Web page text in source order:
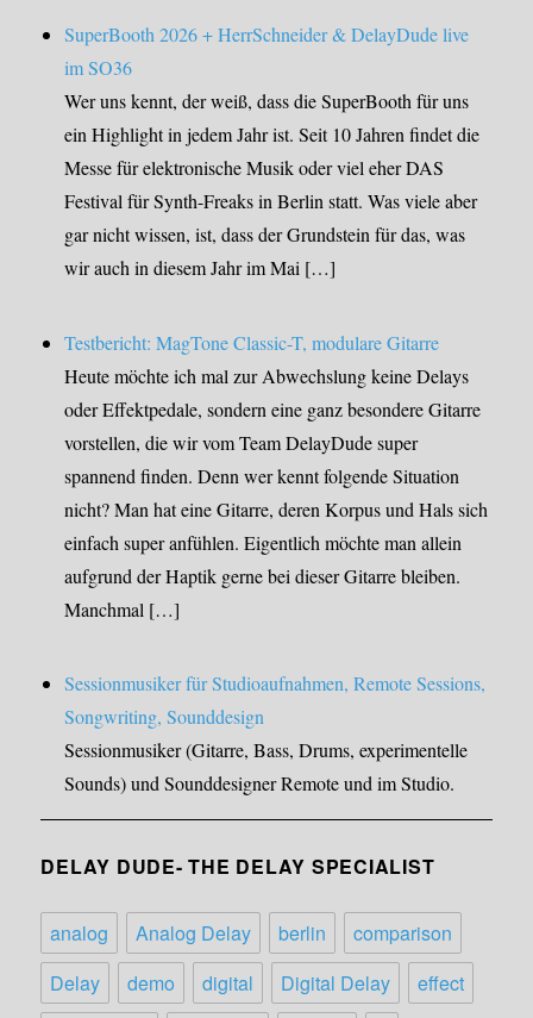
SuperBooth 2026 + HerrSchneider & DelayDude live
im SO36
Wer uns kennt, der weiß, dass die SuperBooth für uns
ein Highlight in jedem Jahr ist. Seit 10 Jahren findet die
Messe für elektronische Musik oder viel eher DAS
Festival für Synth-Freaks in Berlin statt. Was viele aber
gar nicht wissen, ist, dass der Grundstein für das, was
wir auch in diesem Jahr im Mai […]
Testbericht: MagTone Classic-T, modulare Gitarre
Heute möchte ich mal zur Abwechslung keine Delays
oder Effektpedale, sondern eine ganz besondere Gitarre
vorstellen, die wir vom Team DelayDude super
spannend finden. Denn wer kennt folgende Situation
nicht? Man hat eine Gitarre, deren Korpus und Hals sich
einfach super anfühlen. Eigentlich möchte man allein
aufgrund der Haptik gerne bei dieser Gitarre bleiben.
Manchmal […]
Sessionmusiker für Studioaufnahmen, Remote Sessions,
Songwriting, Sounddesign
Sessionmusiker (Gitarre, Bass, Drums, experimentelle
Sounds) und Sounddesigner Remote und im Studio.
DELAY DUDE- THE DELAY SPECIALIST
analog Analog Delay berlin
comparison
Delay
demo digital Digital Delay
effect